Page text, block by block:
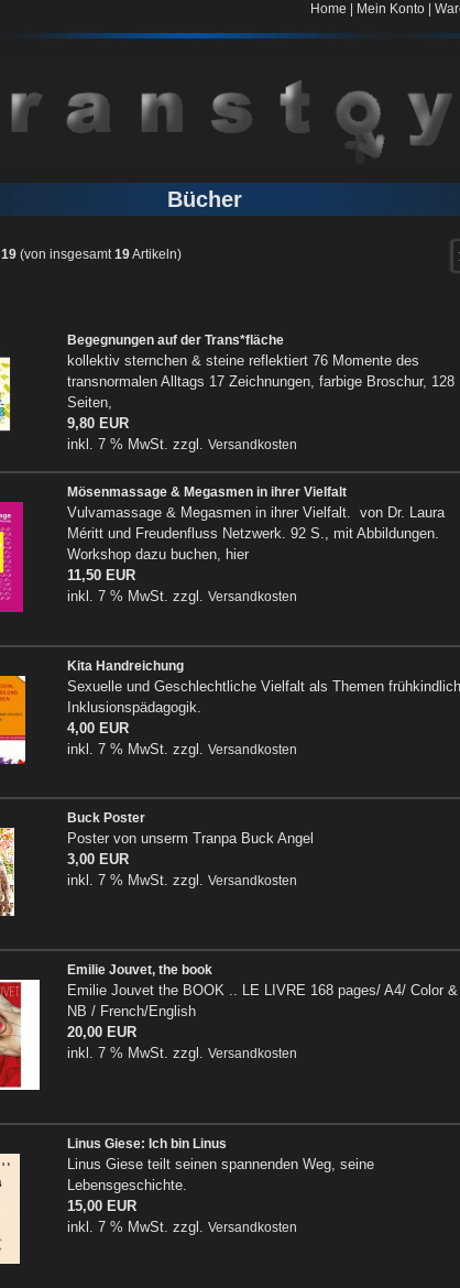
Home | Mein Konto |
Bücher
19(von insgesamt19Artikeln)
Begegnungen auf der Trans*fläche
kollektiv sternchen & steine reflektiert 76 Momente des
transnormalen Alltags 17 Zeichnungen, farbige Broschur, 128
Seiten,
9,80 EUR
inkl. 7 % MwSt. zzgl.
Versandkosten
Mösenmassage & Megasmen in ihrer Vielfalt
Vulvamassage & Megasmen in ihrer Vielfalt. von Dr. Laura
Méritt und Freudenfluss Netzwerk. 92 S., mit Abbildungen.
Workshop dazu buchen, hier
11,50 EUR
inkl. 7 % MwSt. zzgl.
Versandkosten
Kita Handreichung
Sexuelle und Geschlechtliche Vielfalt als Themen
Inklusionspädagogik.
4,00 EUR
inkl. 7 % MwSt. zzgl.
Versandkosten
Buck Poster
Poster von unserm Tranpa Buck Angel
3,00 EUR
inkl. 7 % MwSt. zzgl.
Versandkosten
Emilie Jouvet, the book
Emilie Jouvet the BOOK .. LE LIVRE 168 pages/ A4/ Color &
NB / French/English
20,00 EUR
inkl. 7 % MwSt. zzgl.
Versandkosten
Linus Giese: Ich bin Linus
Linus Giese teilt seinen spannenden Weg, seine
Lebensgeschichte.
15,00 EUR
inkl. 7 % MwSt. zzgl.
Versandkosten